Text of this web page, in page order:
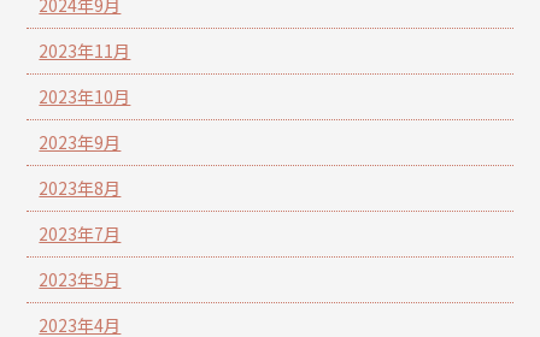
2023年11月
2023年10月
2023年9月
2023年8月
2023年7月
2023年5月
2023年4月